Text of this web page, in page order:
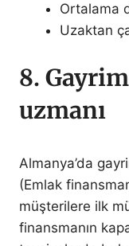
Ortalama
Uzaktan
8.
uzmanı
Almanya’da
(Emlak
müşterilere ilk
finansmanın